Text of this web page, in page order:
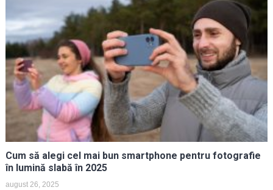
Cum să alegi cel mai bun smartphone pentru fotografie
în lumină slabă în 2025
august 26, 2025